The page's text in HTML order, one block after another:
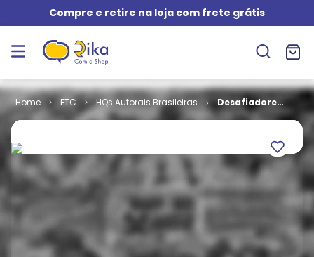
Compre e retire na loja com frete grátis
ETC HQs Autorais Brasileiras
Desafiadores
do Destino -